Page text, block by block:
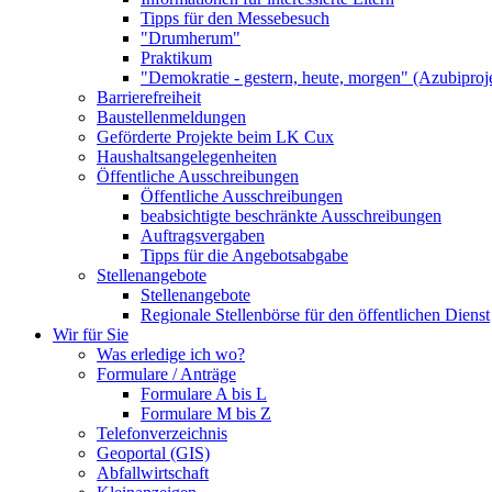
Tipps für den Messebesuch
"Drumherum"
Praktikum
"Demokratie - gestern, heute, morgen"
Barrierefreiheit
Baustellenmeldungen
Geförderte Projekte beim LK Cux
Haushaltsangelegenheiten
Öffentliche Ausschreibungen
Öffentliche Ausschreibungen
beabsichtigte beschränkte Ausschreibungen
Auftragsvergaben
Tipps für die Angebotsabgabe
Stellenangebote
Stellenangebote
Regionale Stellenbörse für den öffentlichen Dienst
Wir für Sie
Was erledige ich wo?
Formulare / Anträge
Formulare A bis L
Formulare M bis Z
Telefonverzeichnis
Geoportal (GIS)
Abfallwirtschaft